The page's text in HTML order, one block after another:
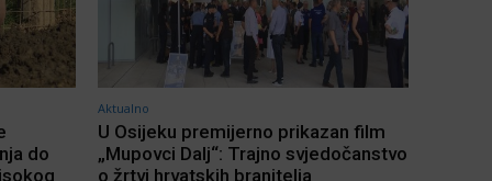
do
Aktualno
U Osijeku premijerno prikazan film
„Mupovci Dalj“: Trajno svjedočanstvo
o žrtvi hrvatskih branitelja